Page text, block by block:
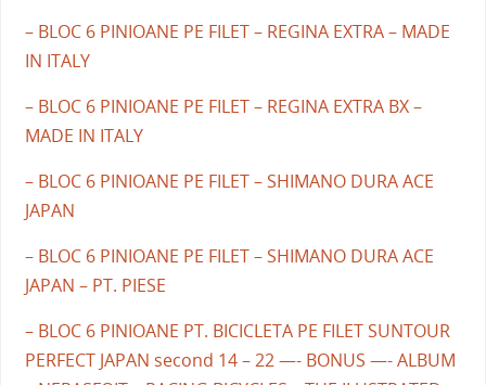
– BLOC 6 PINIOANE PE FILET – REGINA EXTRA – MADE
IN ITALY
– BLOC 6 PINIOANE PE FILET – REGINA EXTRA BX –
MADE IN ITALY
– BLOC 6 PINIOANE PE FILET – SHIMANO DURA ACE
JAPAN
– BLOC 6 PINIOANE PE FILET – SHIMANO DURA ACE
JAPAN – PT. PIESE
– BLOC 6 PINIOANE PT. BICICLETA PE FILET SUNTOUR
PERFECT JAPAN second 14 – 22 —- BONUS —- ALBUM